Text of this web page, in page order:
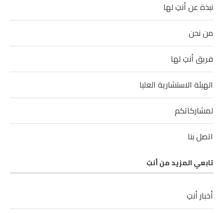
نبذة عن أنتِ لها
من نحن
فريق أنتِ لها
الهيئة الاستشارية العليا
لمشاركاتكم
اتصل بنا
تابعي المزيد من أنتِ
أخبار أنتِ